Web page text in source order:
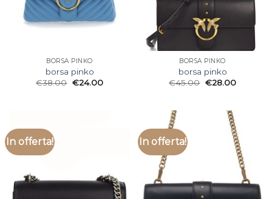
BORSA PINKO
borsa pinko
€38.00 €24.00
BORSA PINKO
borsa pinko
€45.00 €28.00
In offerta! In offerta!